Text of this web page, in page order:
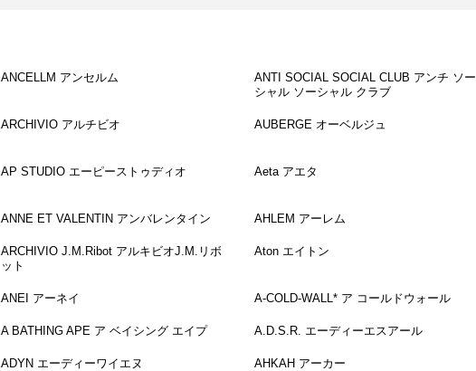
ANCELLM アンセルム
ANTI SOCIAL SOCIAL CLUB アンチ ソー
シャル ソーシャル クラブ
ARCHIVIO アルチビオ AUBERGE オーベルジュ
AP STUDIO エーピーストゥディオ Aeta アエタ
ANNE ET VALENTIN アンバレンタイン AHLEM アーレム
ARCHIVIO J.M.Ribot アルキビオJ.M.リボ
ット
Aton エイトン
ANEI アーネイ A-COLD-WALL* ア コールドウォール
A BATHING APE ア ベイシング エイプ A.D.S.R. エーディーエスアール
ADYN エーディーワイエヌ AHKAH アーカー